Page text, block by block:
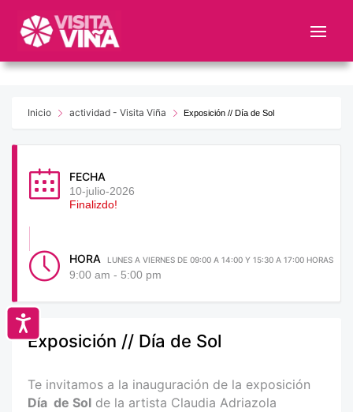
este
web
sistemaInicio actividad - Visita Viña Exposición // Día de Sol
FECHA
10-julio-2026
Finalizdo!
HORA LUNES A VIERNES DE 09:00 A 14:00 Y 15:30 A 17:00 HORAS
9:00 am - 5:00 pm
Exposición // Día de Sol
Te invitamos a la inauguración de la exposición
Día de Sol de la artista Claudia Adriazola